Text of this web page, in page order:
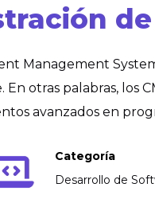
Management
otras palabras, los
avanzados en
Categoría
Desarrollo de